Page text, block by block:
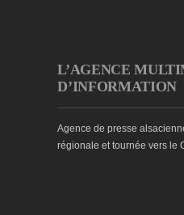
L’AGENCE
D’INFORMATION
Agence de presse
régionale et tournée vers le